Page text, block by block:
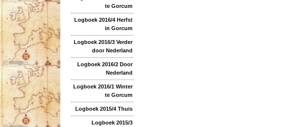
te Gorcum
Logboek 2016/4 Herfst
in Gorcum
Logboek 2016/3 Verder
door Nederland
Logboek 2016/2 Door
Nederland
Logboek 2016/1 Winter
te Gorcum
Logboek 2015/4 Thuis
Logboek 2015/3